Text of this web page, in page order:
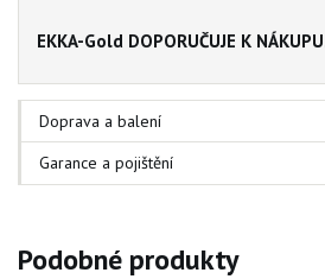
EKKA-Gold DOPORUČUJE K
Doprava a balení
Garance a pojištění
Podobné produkty